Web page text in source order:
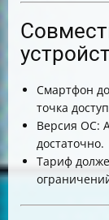
Смартфон
точка
Версия ОС:
достаточно.
Тариф